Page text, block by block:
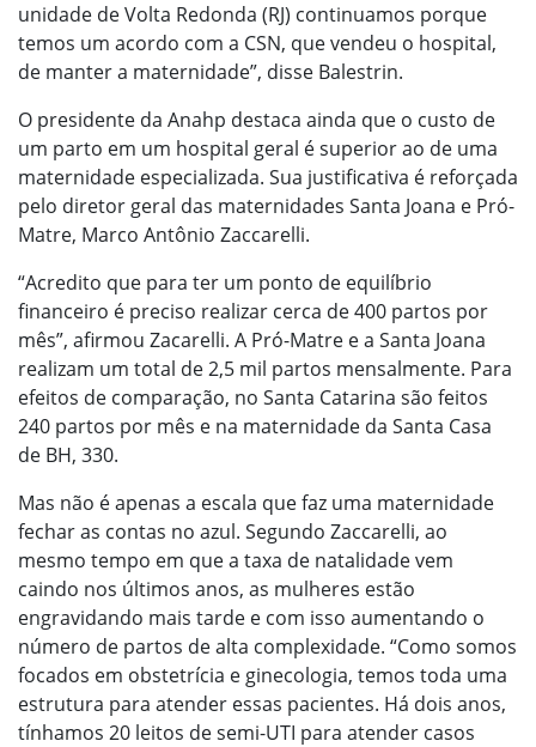
unidade de Volta Redonda (RJ) continuamos porque
temos um acordo com a CSN, que vendeu o hospital,
de manter a maternidade”, disse Balestrin.
O presidente da Anahp destaca ainda que o custo de
um parto em um hospital geral é superior ao de uma
maternidade especializada. Sua justificativa é reforçada
pelo diretor geral das maternidades Santa Joana e Pró-
Matre, Marco Antônio Zaccarelli.
“Acredito que para ter um ponto de equilíbrio
financeiro é preciso realizar cerca de 400 partos por
mês”, afirmou Zacarelli. A Pró-Matre e a Santa Joana
realizam um total de 2,5 mil partos mensalmente. Para
efeitos de comparação, no Santa Catarina são feitos
240 partos por mês e na maternidade da Santa Casa
de BH, 330.
Mas não é apenas a escala que faz uma maternidade
fechar as contas no azul. Segundo Zaccarelli, ao
mesmo tempo em que a taxa de natalidade vem
caindo nos últimos anos, as mulheres estão
engravidando mais tarde e com isso aumentando o
número de partos de alta complexidade. “Como somos
focados em obstetrícia e ginecologia, temos toda uma
estrutura para atender essas pacientes. Há dois anos,
tínhamos 20 leitos de semi-UTI para atender casos